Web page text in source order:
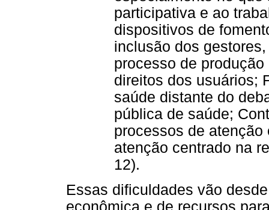
participativa e ao
dispositivos de
inclusão dos
processo de
direitos dos usuários;
saúde distante do
pública de saúde;
processos de
atenção centrado na
12).
Essas dificuldades vão
econômica e de recursos